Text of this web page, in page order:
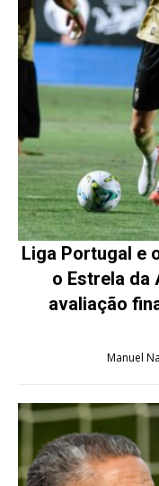
Liga Portugal e
o Estrela da
avaliação
Manuel